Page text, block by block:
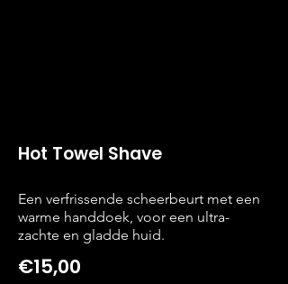
Hot Towel Shave
Een verfrissende scheerbeurt met een
warme handdoek, voor een ultra-
zachte en gladde huid.
€15,00